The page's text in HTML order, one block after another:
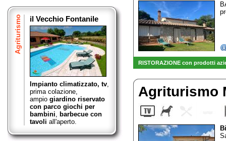
Agriturismo il Vecchio Fontanile
Impianto climatizzato, tv,
prima colazione,
ampio giardino riservato
con parco giochi per
bambini, barbecue con
tavoli all'aperto.
RISTORAZIONE con prodotti
Agriturismo